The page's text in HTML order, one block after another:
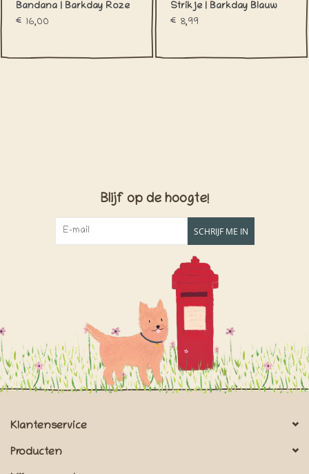
Bandana | Barkday Roze
€16,00
Strikje | Barkday Blauw
€8,99
Blijf op de hoogte!
SCHRIJF ME IN
Klantenservice
Producten